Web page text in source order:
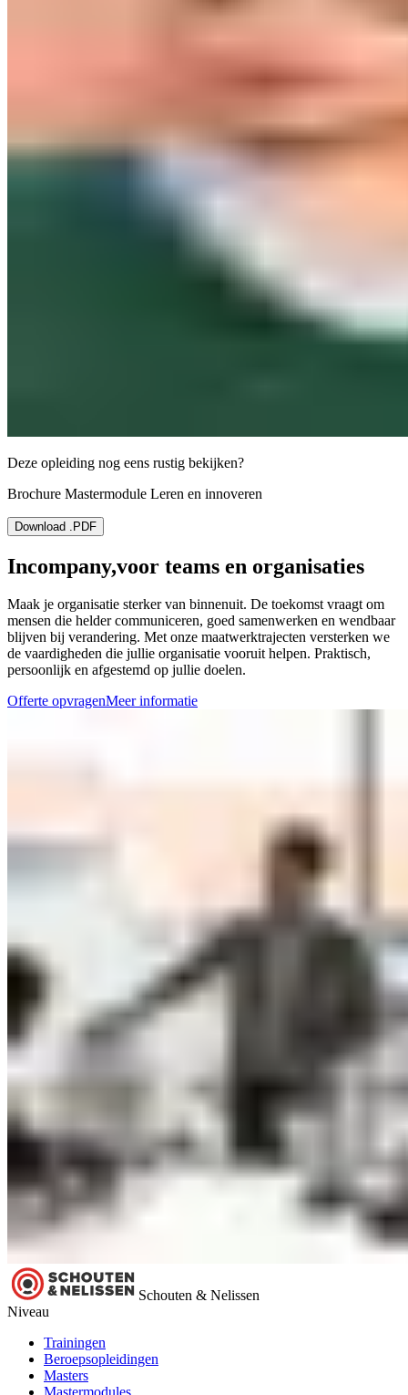
Deze opleiding nog eens rustig bekijken?
Brochure Mastermodule Leren en innoveren
Download .PDF
Incompany,voor teams en organisaties
Maak je organisatie sterker van binnenuit. De toekomst vraagt om
mensen die helder communiceren, goed samenwerken en wendbaar
blijven bij verandering. Met onze maatwerktrajecten versterken we
de vaardigheden die jullie organisatie vooruit helpen. Praktisch,
persoonlijk en afgestemd op jullie doelen.
Offerte opvragenMeer informatie
Schouten & Nelissen
Niveau
Trainingen
Beroepsopleidingen
Masters